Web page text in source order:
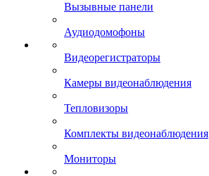
Вызывные панели
Аудиодомофоны
Видеорегистраторы
Камеры видеонаблюдения
Тепловизоры
Комплекты видеонаблюдения
Мониторы